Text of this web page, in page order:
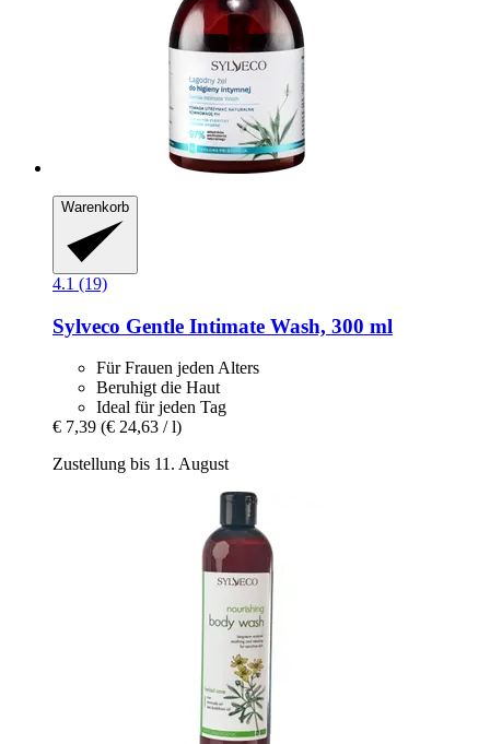
Warenkorb
4.1 (19)
Sylveco Gentle Intimate Wash, 300 ml
Für Frauen jeden Alters
Beruhigt die Haut
Ideal für jeden Tag
€ 7,39 (€ 24,63 / l)
Zustellung bis 11. August